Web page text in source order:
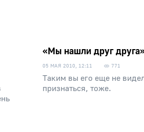
«Мы нашли друг
05 МАЯ 2010, 12:11 771
Таким вы его еще не
признаться, тоже.